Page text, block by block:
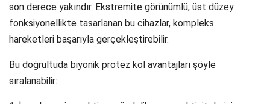
son derece yakındır. Ekstremite görünümlü, üst düzey
fonksiyonellikte tasarlanan bu cihazlar, kompleks
hareketleri başarıyla gerçekleştirebilir.
Bu doğrultuda biyonik protez kol avantajları şöyle
sıralanabilir: